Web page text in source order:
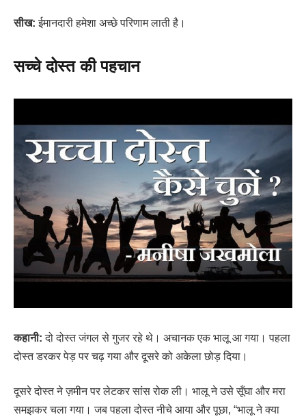
सीख: ईमानदारी हमेशा अच्छे परिणाम लाती है।
सच्चे दोस्त की पहचान
कहानी: दो दोस्त जंगल से गुजर रहे थे। अचानक एक भालू आ गया। पहला
दोस्त डरकर पेड़ पर चढ़ गया और दूसरे को अकेला छोड़ दिया।
दूसरे दोस्त ने ज़मीन पर लेटकर सांस रोक ली। भालू ने उसे सूँघा और मरा
समझकर चला गया। जब पहला दोस्त नीचे आया और पूछा, “भालू ने क्या